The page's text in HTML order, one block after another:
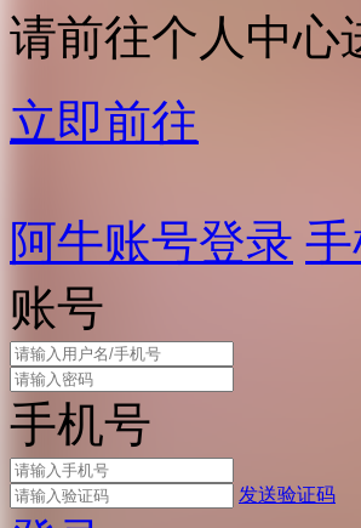
请前往个人中心
立即前往
阿牛账号登录
账号
手机号
发送验证码